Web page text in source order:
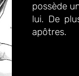
possède
lui. De
apôtres.